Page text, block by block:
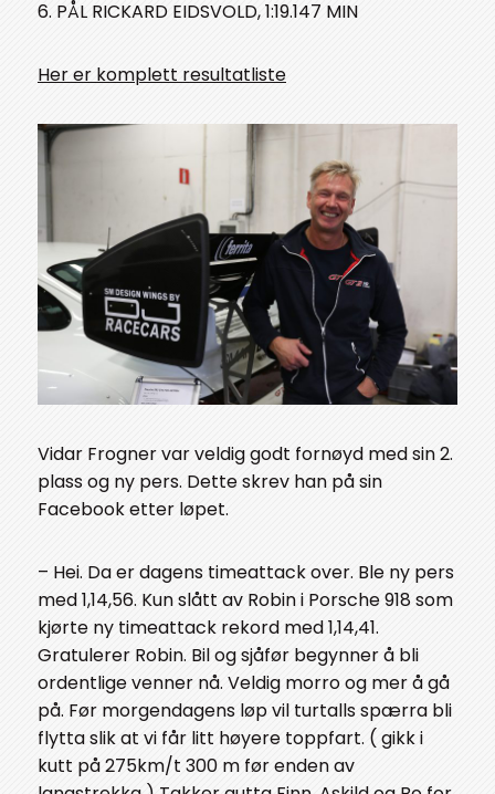
6. PÅL RICKARD EIDSVOLD, 1:19.147 MIN
Her er komplett resultatliste
Vidar Frogner var veldig godt fornøyd med sin 2.
plass og ny pers. Dette skrev han på sin
Facebook etter løpet.
– Hei. Da er dagens timeattack over. Ble ny pers
med 1,14,56. Kun slått av Robin i Porsche 918 som
kjørte ny timeattack rekord med 1,14,41.
Gratulerer Robin. Bil og sjåfør begynner å bli
ordentlige venner nå. Veldig morro og mer å gå
på. Før morgendagens løp vil turtalls spærra bli
flytta slik at vi får litt høyere toppfart. ( gikk i
kutt på 275km/t 300 m før enden av